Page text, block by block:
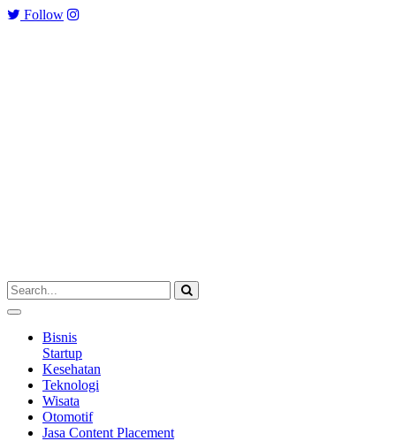
Follow
Bisnis
Startup
Kesehatan
Teknologi
Wisata
Otomotif
Jasa Content Placement